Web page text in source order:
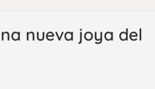
nueva joya del